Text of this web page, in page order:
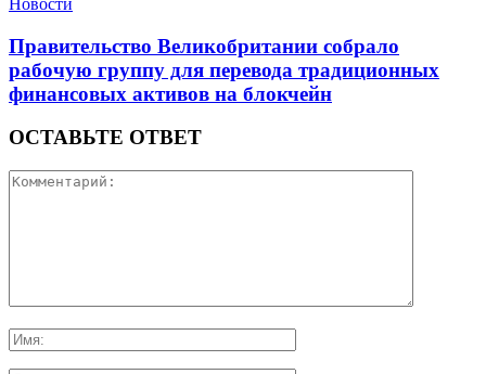
Правительство Великобритании собрало
рабочую группу для перевода традиционных
финансовых активов на блокчейн
ОСТАВЬТЕ ОТВЕТ